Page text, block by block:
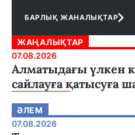
БАРЛЫҚ ЖАНАЛЫҚТАР
ЖАҢАЛЫҚТАР
07.08.2026
Алматыдағы үлкен
сайлауға қатысуға
ӘЛЕМ
07.08.2026